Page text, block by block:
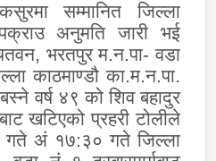
सम्मानित जिल्ला
अनुमति जारी भई
, भरतपुर म.न.पा-वडा
काठमाण्डौ का.म.न.पा.
वर्ष ४९ को शिव बहादुर
खटिएको प्रहरीटोलीले
गते अं १७:३० गते जिल्ला